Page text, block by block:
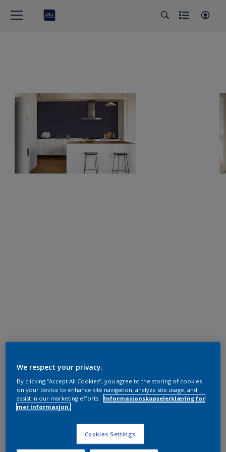
We respect your privacy.
By clicking “Accept All Cookies”, you agree to the storing of cookies
on your device to enhance site navigation, analyze site usage, and
assist in our marketing efforts.
Informasjonskapselerklæring for
mer informasjon.
Cookies Settings